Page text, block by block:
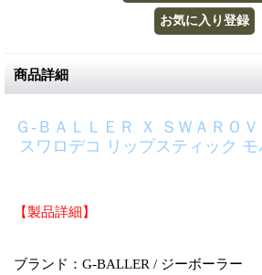
商品詳細
Ｇ-ＢＡＬＬＥＲ Ｘ ＳＷＡＲＯ
スワロデコ リップスティック
【製品詳細】
ブランド：G-BALLER / ジーボーラー